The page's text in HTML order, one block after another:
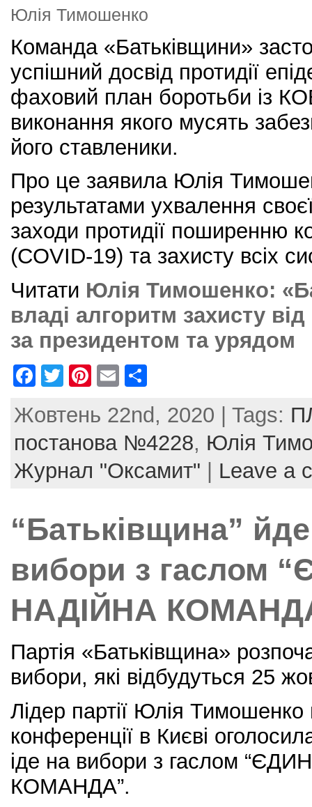
Юлія Тимошенко
Команда «Батьківщини»
успішний досвід протидії
фаховий план боротьби із
виконання якого мусять
його ставленики.
Про це заявила Юлія
результатами ухвалення
заходи протидії поширенню
(COVID-19) та захисту всіх
Читати Юлія Тимошенко:
владі алгоритм захисту
за президентом та урядом
F
c
e
b
o
k
T
itt
er
Pi
er
e
st
E
ai
l
ar
e
Жовтень 22nd, 2020 | Tags:
постанова №4228, Юлія
Журнал "Оксамит"
Leave a
“Батьківщина”
вибори з гаслом
НАДІЙНА
Партія «Батьківщина»
вибори, які відбудуться 25
Лідер партії Юлія Тимошенко
конференції в Києві
іде на вибори з гаслом
КОМАНДА”.